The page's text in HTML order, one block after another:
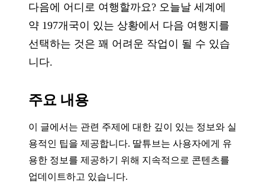
다음에 어디로 여행할까요? 오늘날 세계에
약 197개국이 있는 상황에서 다음 여행지를
선택하는 것은 꽤 어려운 작업이 될 수 있습
니다.
주요 내용
이 글에서는 관련 주제에 대한 깊이 있는 정보와 실
용적인 팁을 제공합니다. 딸튜브는 사용자에게 유
용한 정보를 제공하기 위해 지속적으로 콘텐츠를
업데이트하고 있습니다.